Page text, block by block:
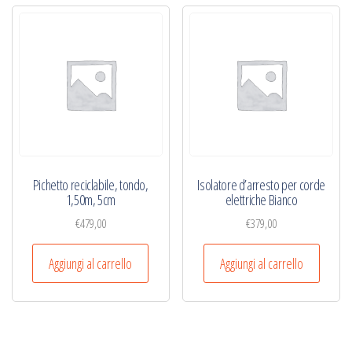
Pichetto reciclabile, tondo,
1,50m, 5cm
€479,00
Aggiungi al carrello
Isolatore d’arresto per corde
elettriche Bianco
€379,00
Aggiungi al carrello